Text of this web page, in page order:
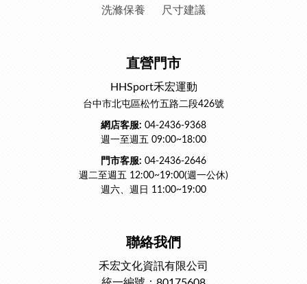
洗滌保養 尺寸建議
直營門市
HHSport禾宏運動
台中市北屯區松竹五路二段426號
網店客服: 04-2436-9368
週一至週五 09:00~18:00
門市客服: 04-2436-2646
週二至週五 12:00~19:00(週一公休)
週六、週日 11:00~19:00
聯絡我們
禾宏文化資訊有限公司